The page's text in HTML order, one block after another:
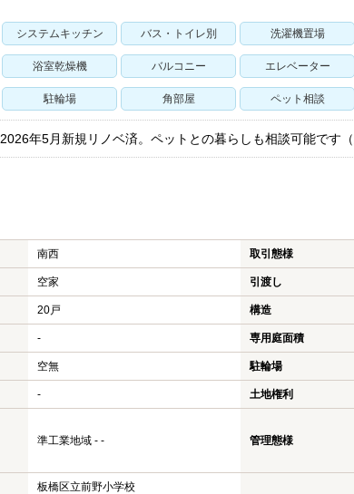
システムキッチン バス・トイレ別 洗濯機置場
浴室乾燥機 バルコニー エレベーター
駐輪場 角部屋 ペット相談
2026年5月新規リノベ済。ペットとの暮らしも相談可能です（
南西 取引態様
空家 引渡し
20戸 構造
- 専用庭面積
空無 駐輪場
- 土地権利
準工業地域 - - 管理態様
板橋区立前野小学校